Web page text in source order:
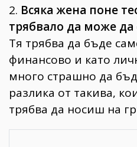
2. Всяка жена поне
трябвало да може
Тя трябва да бъде
финансово и като
много страшно да
разлика от такива,
трябва да носиш на